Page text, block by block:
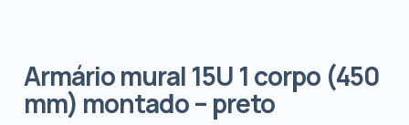
Armário mural 15U 1 corpo (450
mm) montado – preto